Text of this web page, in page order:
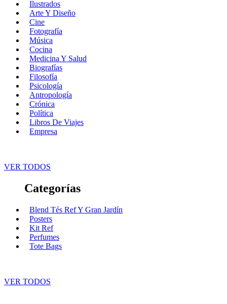
Ilustrados
Arte Y Diseño
Cine
Fotografía
Música
Cocina
Medicina Y Salud
Biografías
Filosofía
Psicología
Antropología
Crónica
Política
Libros De Viajes
Empresa
VER TODOS
Categorías
Blend Tés Ref Y Gran Jardín
Posters
Kit Ref
Perfumes
Tote Bags
VER TODOS